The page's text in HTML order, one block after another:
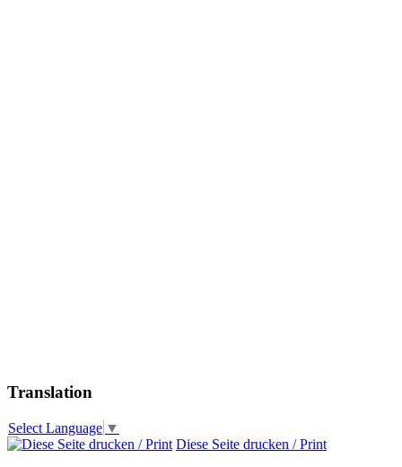
Translation
Select Language ▼
Diese Seite drucken / Print